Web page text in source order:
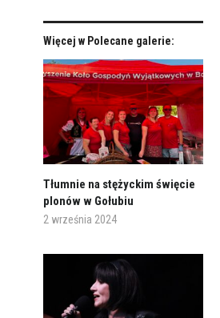
Więcej w Polecane galerie:
Tłumnie na stężyckim święcie
plonów w Gołubiu
2 września 2024